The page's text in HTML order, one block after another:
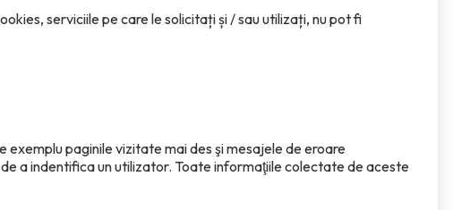
serviciile pe care le solicitați și / sau utilizați, nu pot fi
paginile vizitate mai des şi mesajele de eroare
a indentifica un utilizator. Toate informaţiile colectate de aceste